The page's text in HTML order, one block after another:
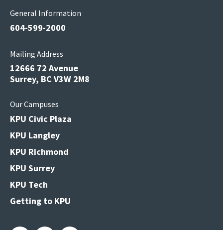
General Information
604-599-2000
Mailing Address
12666 72 Avenue
Surrey, BC V3W 2M8
Our Campuses
KPU Civic Plaza
KPU Langley
KPU Richmond
KPU Surrey
KPU Tech
Getting to KPU